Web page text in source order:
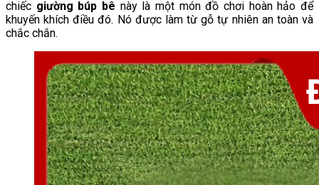
chiếc giường búp bê này là một món đồ chơi hoàn hảo để
khuyến khích điều đó. Nó được làm từ gỗ tự nhiên an toàn và
chắc chắn.